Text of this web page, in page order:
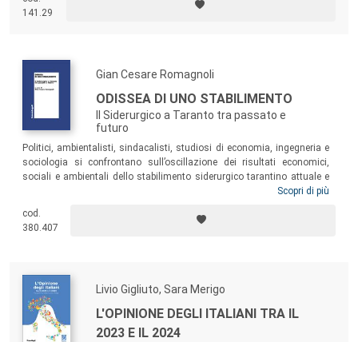
141.29
Gian Cesare Romagnoli
ODISSEA DI UNO STABILIMENTO
Il Siderurgico a Taranto tra passato e
futuro
Politici, ambientalisti, sindacalisti, studiosi di economia, ingegneria e
sociologia si confrontano sull’oscillazione dei risultati economici,
sociali e ambientali dello stabilimento siderurgico tarantino attuale e
delle sue precedenti ragioni sociali, a partire dal IV Centro siderurgico
notevole messe di studi, analisi, articoli, oltre ai processi di ogni grado
della magistratura italiana ed europea, che hanno continuato a
Scopri di più
cod.
380.407
Livio Gigliuto, Sara Merigo
L'OPINIONE DEGLI ITALIANI TRA IL
2023 E IL 2024